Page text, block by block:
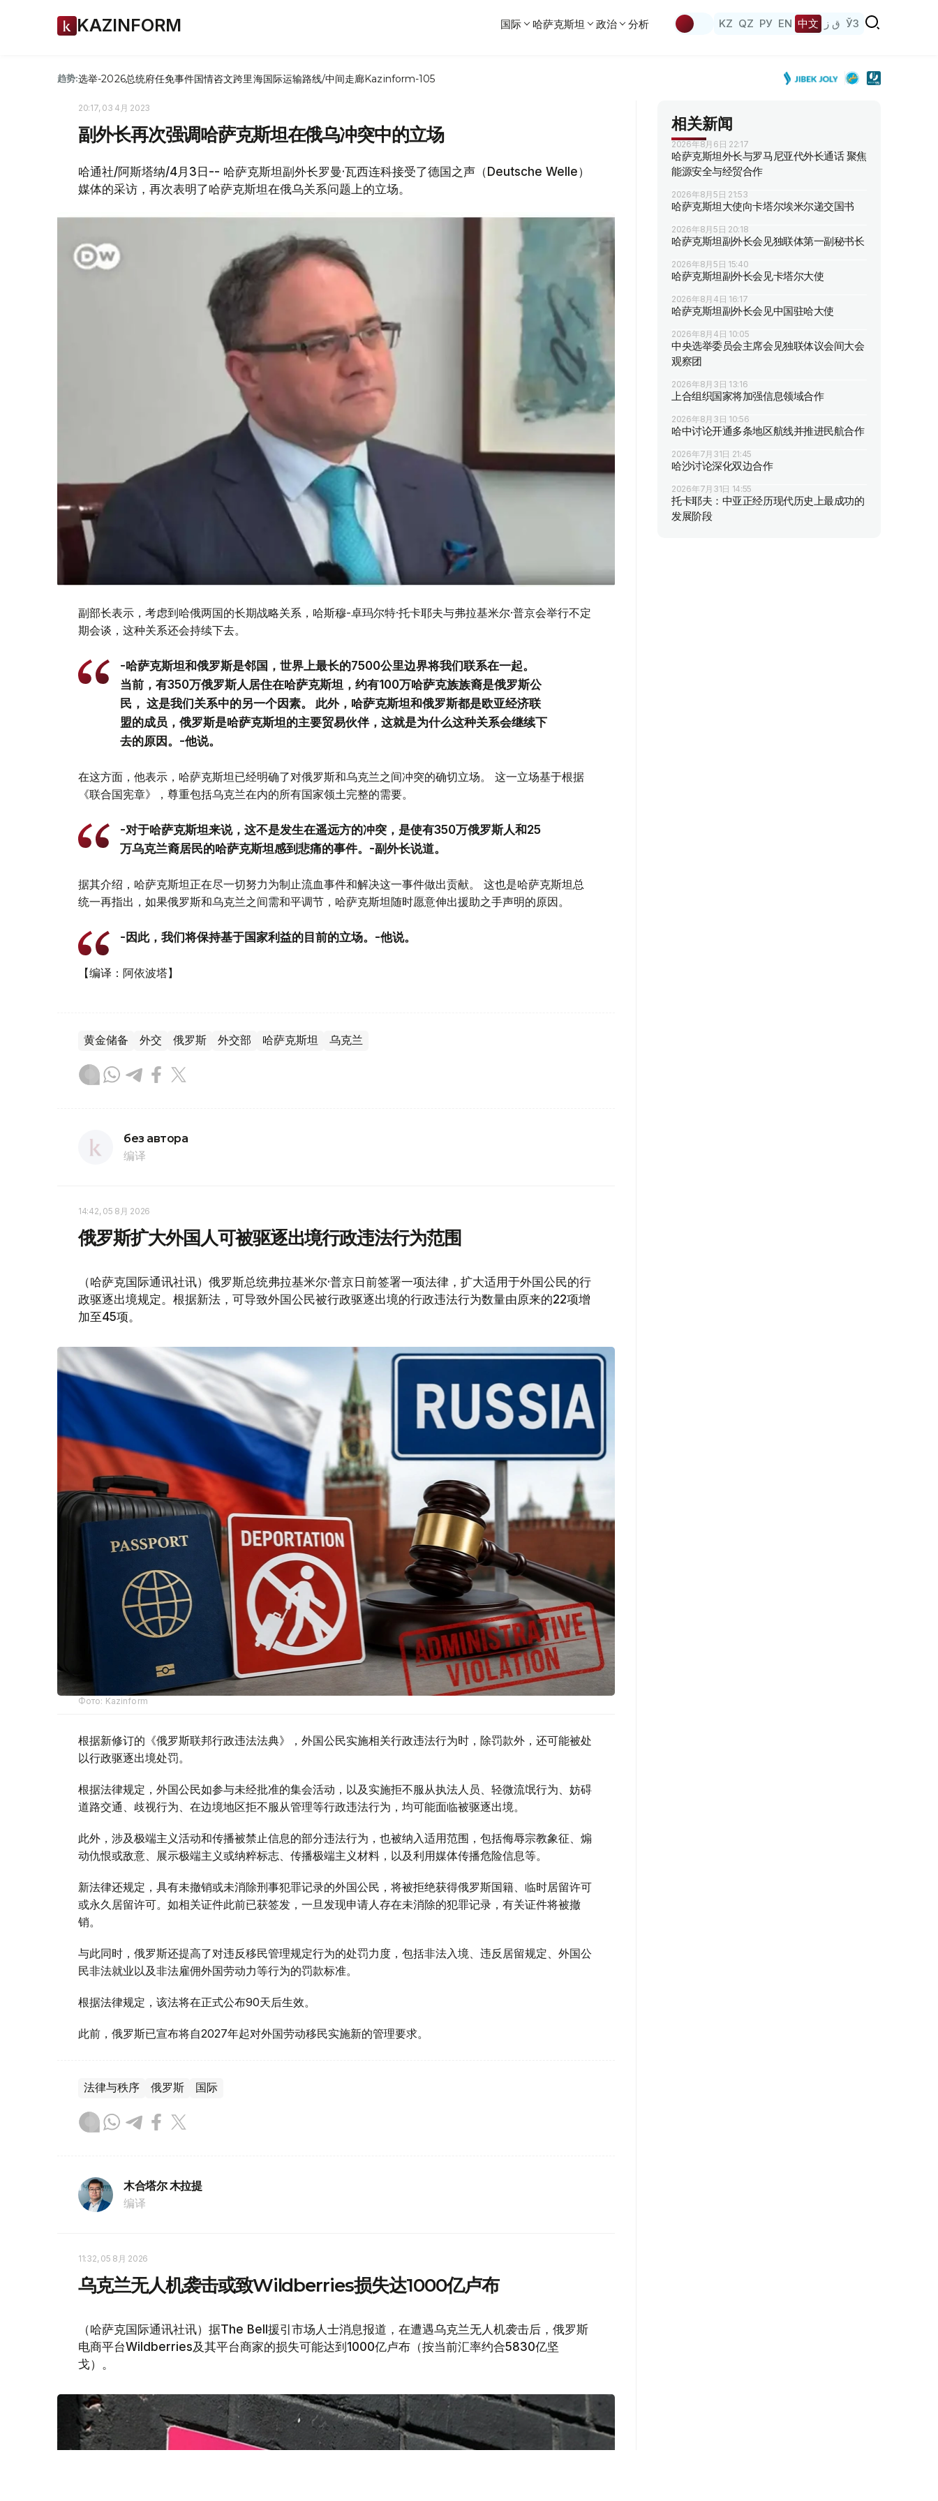
KAZINFORM 国际 哈萨克斯坦 政治 分析 KZ QZ РУ EN 中文 ق ز ЎЗ
趋势:选举-2026总统府任免事件国情咨文跨里海国际运输路线/中间走廊Kazinform-105
20:17, 03 4月 2023
副外长再次强调哈萨克斯坦在俄乌冲突中的立场
哈通社/阿斯塔纳/4月3日-- 哈萨克斯坦副外长罗曼·瓦西连科接受了德国之声（Deutsche Welle）
媒体的采访，再次表明了哈萨克斯坦在俄乌关系问题上的立场。
副部长表示，考虑到哈俄两国的长期战略关系，哈斯穆-卓玛尔特·托卡耶夫与弗拉基米尔·普京会举行不定
期会谈，这种关系还会持续下去。
-哈萨克斯坦和俄罗斯是邻国，世界上最长的7500公里边界将我们联系在一起。
当前，有350万俄罗斯人居住在哈萨克斯坦，约有100万哈萨克族族裔是俄罗斯公
民， 这是我们关系中的另一个因素。 此外，哈萨克斯坦和俄罗斯都是欧亚经济联
盟的成员，俄罗斯是哈萨克斯坦的主要贸易伙伴，这就是为什么这种关系会继续下
去的原因。-他说。
在这方面，他表示，哈萨克斯坦已经明确了对俄罗斯和乌克兰之间冲突的确切立场。 这一立场基于根据
《联合国宪章》，尊重包括乌克兰在内的所有国家领土完整的需要。
-对于哈萨克斯坦来说，这不是发生在遥远方的冲突，是使有350万俄罗斯人和25
万乌克兰裔居民的哈萨克斯坦感到悲痛的事件。-副外长说道。
据其介绍，哈萨克斯坦正在尽一切努力为制止流血事件和解决这一事件做出贡献。 这也是哈萨克斯坦总
统一再指出，如果俄罗斯和乌克兰之间需和平调节，哈萨克斯坦随时愿意伸出援助之手声明的原因。
-因此，我们将保持基于国家利益的目前的立场。-他说。
【编译：阿依波塔】
黄金储备 外交 俄罗斯 外交部 哈萨克斯坦 乌克兰
без автора
编译
14:42, 05 8月 2026
俄罗斯扩大外国人可被驱逐出境行政违法行为范围
（哈萨克国际通讯社讯）俄罗斯总统弗拉基米尔·普京日前签署一项法律，扩大适用于外国公民的行
政驱逐出境规定。根据新法，可导致外国公民被行政驱逐出境的行政违法行为数量由原来的22项增
加至45项。
Фото: Kazinform
根据新修订的《俄罗斯联邦行政违法法典》，外国公民实施相关行政违法行为时，除罚款外，还可能被处
以行政驱逐出境处罚。
根据法律规定，外国公民如参与未经批准的集会活动，以及实施拒不服从执法人员、轻微流氓行为、妨碍
道路交通、歧视行为、在边境地区拒不服从管理等行政违法行为，均可能面临被驱逐出境。
此外，涉及极端主义活动和传播被禁止信息的部分违法行为，也被纳入适用范围，包括侮辱宗教象征、煽
动仇恨或敌意、展示极端主义或纳粹标志、传播极端主义材料，以及利用媒体传播危险信息等。
新法律还规定，具有未撤销或未消除刑事犯罪记录的外国公民，将被拒绝获得俄罗斯国籍、临时居留许可
或永久居留许可。如相关证件此前已获签发，一旦发现申请人存在未消除的犯罪记录，有关证件将被撤
销。
与此同时，俄罗斯还提高了对违反移民管理规定行为的处罚力度，包括非法入境、违反居留规定、外国公
民非法就业以及非法雇佣外国劳动力等行为的罚款标准。
根据法律规定，该法将在正式公布90天后生效。
此前，俄罗斯已宣布将自2027年起对外国劳动移民实施新的管理要求。
法律与秩序 俄罗斯 国际
木合塔尔 木拉提
编译
11:32, 05 8月 2026
乌克兰无人机袭击或致Wildberries损失达1000亿卢布
（哈萨克国际通讯社讯）据The Bell援引市场人士消息报道，在遭遇乌克兰无人机袭击后，俄罗斯
电商平台Wildberries及其平台商家的损失可能达到1000亿卢布（按当前汇率约合5830亿坚
戈）。
相关新闻
2026年8月6日 22:17
哈萨克斯坦外长与罗马尼亚代外长通话 聚焦
能源安全与经贸合作
2026年8月5日 21:53
哈萨克斯坦大使向卡塔尔埃米尔递交国书
2026年8月5日 20:18
哈萨克斯坦副外长会见独联体第一副秘书长
2026年8月5日 15:40
哈萨克斯坦副外长会见卡塔尔大使
2026年8月4日 16:17
哈萨克斯坦副外长会见中国驻哈大使
2026年8月4日 10:05
中央选举委员会主席会见独联体议会间大会
观察团
2026年8月3日 13:16
上合组织国家将加强信息领域合作
2026年8月3日 10:56
哈中讨论开通多条地区航线并推进民航合作
2026年7月31日 21:45
哈沙讨论深化双边合作
2026年7月31日 14:55
托卡耶夫：中亚正经历现代历史上最成功的
发展阶段